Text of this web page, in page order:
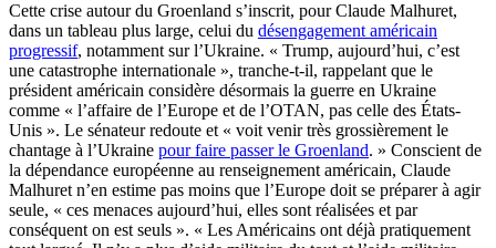
Cette crise autour du Groenland s’inscrit, pour Claude Malhuret,
dans un tableau plus large, celui du désengagement américain
progressif, notamment sur l’Ukraine. « Trump, aujourd’hui, c’est
une catastrophe internationale », tranche-t-il, rappelant que le
président américain considère désormais la guerre en Ukraine
comme « l’affaire de l’Europe et de l’OTAN, pas celle des États-
Unis ». Le sénateur redoute et « voit venir très grossièrement le
chantage à l’Ukraine pour faire passer le Groenland. » Conscient de
la dépendance européenne au renseignement américain, Claude
Malhuret n’en estime pas moins que l’Europe doit se préparer à agir
seule, « ces menaces aujourd’hui, elles sont réalisées et par
conséquent on est seuls ». « Les Américains ont déjà pratiquement